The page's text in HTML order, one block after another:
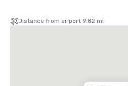
Distance from airport 9.82 mi